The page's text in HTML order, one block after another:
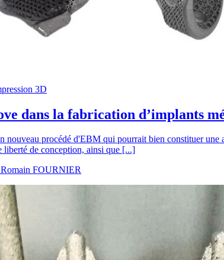
3D
dans la fabrication d’implants
nouveau procédé d'EBM qui pourrait bien constituer une
liberté de conception, ainsi que [...]
Romain FOURNIER